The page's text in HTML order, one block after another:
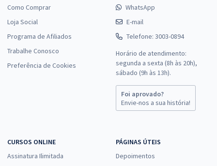
Comprar
Senado Federal - Técnico Legislativo - Área: Apoio Técnico
Legislativo - Especialidade: Administração
33,32
Economize R$ 99,96 (-20%)
Como Comprar
Loja Social
Programa de Afiliados
Trabalhe Conosco
Preferência de Cookies
WhatsApp
E-mail
Telefone: 3003-0894
Horário de atendimento:
segunda a sexta (8h às 20h),
sábado (9h às 13h).
Foi aprovado?
Envie-nos a sua história!
CURSOS ONLINE
Assinatura Ilimitada
PÁGINAS ÚTEIS
Depoimentos